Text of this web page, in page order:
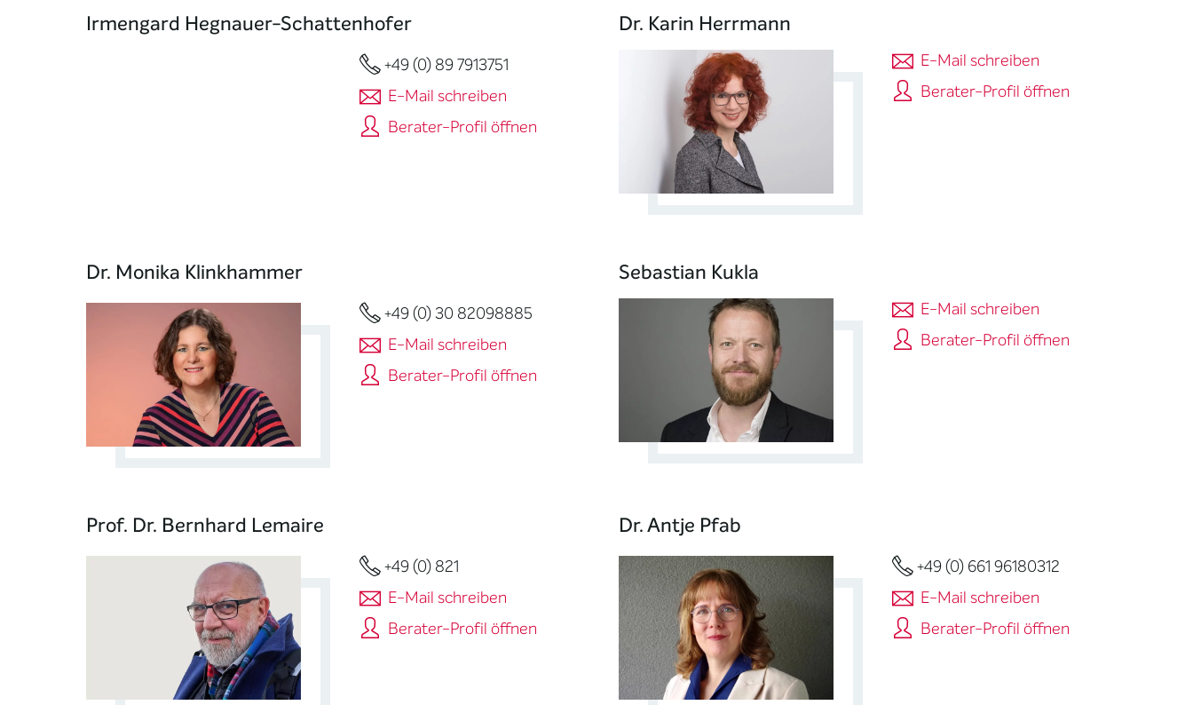
Irmengard Hegnauer-Schattenhofer
+49 (0) 89 7913751
E-Mail schreiben
Berater-Profil öffnen
Dr. Karin Herrmann
E-Mail schreiben
Berater-Profil öffnen
Dr. Monika Klinkhammer
+49 (0) 30 82098885
E-Mail schreiben
Berater-Profil öffnen
Sebastian Kukla
E-Mail schreiben
Berater-Profil öffnen
Prof. Dr. Bernhard Lemaire
+49 (0) 821
E-Mail schreiben
Berater-Profil öffnen
Dr. Antje Pfab
+49 (0) 661 96180312
E-Mail schreiben
Berater-Profil öffnen